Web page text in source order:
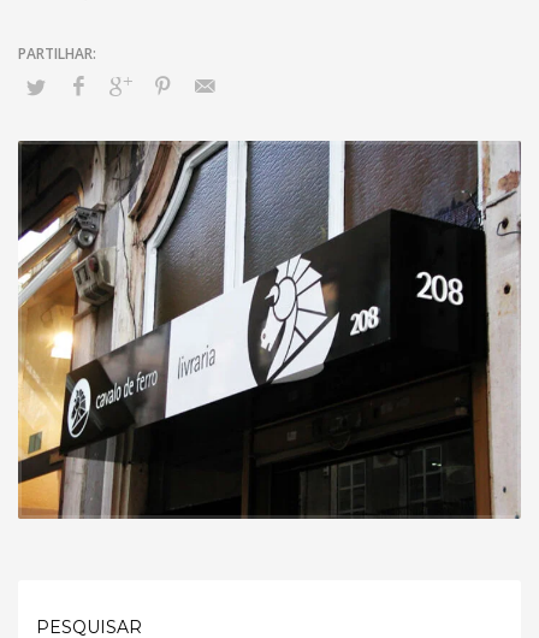
PESQUISAR